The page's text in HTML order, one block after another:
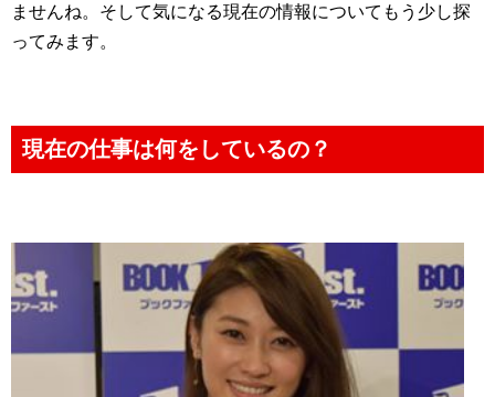
ませんね。そして気になる現在の情報についてもう少し探
ってみます。
現在の仕事は何をしているの？